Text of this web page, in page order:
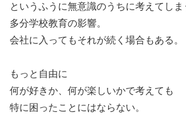
というふうに無意識のうちに考えてしま
多分学校教育の影響。
会社に入ってもそれが続く場合もある。
もっと自由に
何が好きか、何が楽しいかで考えても
特に困ったことにはならない。